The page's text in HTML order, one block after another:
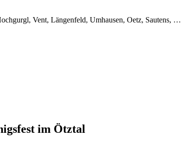
Vent, Längenfeld, Umhausen, Oetz, Sautens, …
im Ötztal